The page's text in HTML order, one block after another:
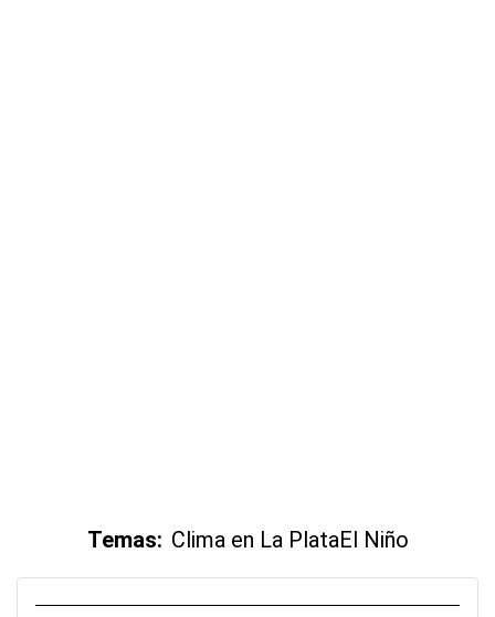
Temas: Clima en La PlataEl Niño